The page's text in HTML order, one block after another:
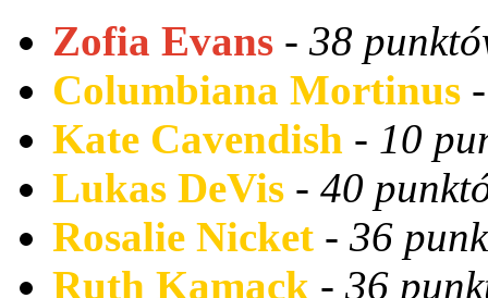
Zofia Evans - 38
Columbiana Mortinus
Kate Cavendish - 10
Lukas DeVis - 40
Rosalie Nicket - 36
Ruth Kamack - 36